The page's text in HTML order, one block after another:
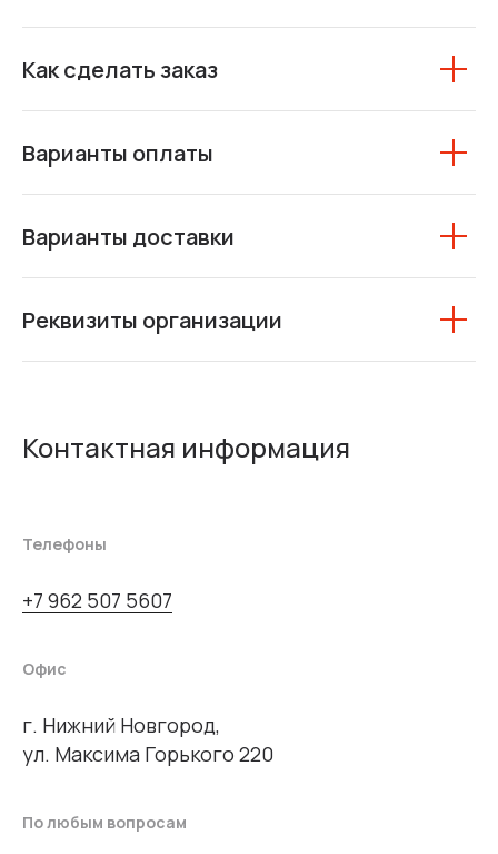
Как сделать заказ
Варианты оплаты
Варианты доставки
Реквизиты организации
Контактная информация
Телефоны
+7 962 507 5607
Офис
г. Нижний Новгород,
ул. Максима Горького 220
По любым вопросам